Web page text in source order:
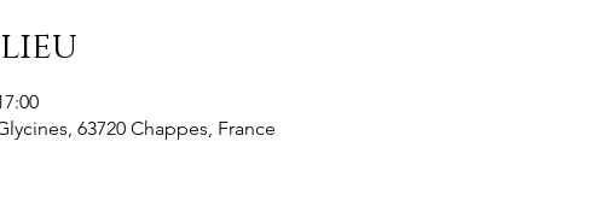
63720 Chappes, France